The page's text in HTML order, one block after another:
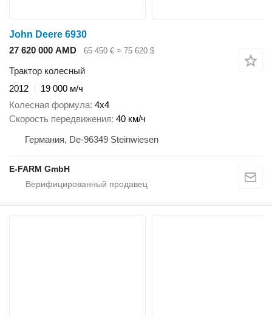
John Deere 6930
27 620 000 AMD
65 450 € ≈ 75 620 $
Трактор колесный
2012
19 000 м/ч
Колесная формула 4x4
Скорость передвижения 40 км/ч
Германия, De-96349 Steinwiesen
E-FARM GmbH